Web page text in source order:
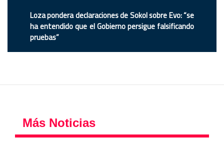
Loza pondera declaraciones de Sokol sobre Evo: “se
ha entendido que el Gobierno persigue falsificando
pruebas”
Más Noticias